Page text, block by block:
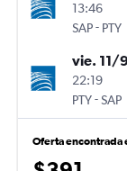
13:46
SAP- PTY
vie. 11/
22:19
PTY-SAP
Oferta encontrada